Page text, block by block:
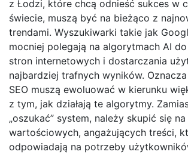
z Łodzi, które chcą odnieść sukces w
świecie, muszą być na bieżąco z
trendami. Wyszukiwarki takie jak
mocniej polegają na algorytmach AI
stron internetowych i dostarczania
najbardziej trafnych wyników.
SEO muszą ewoluować w kierunku
z tym, jak działają te algorytmy.
„oszukać” system, należy skupić się
wartościowych, angażujących treści,
odpowiadają na potrzeby